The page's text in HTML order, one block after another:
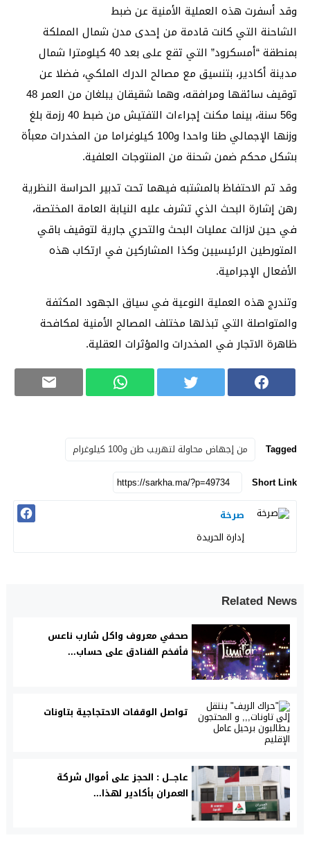
وقد أسفرت هذه العملية الأمنية عن ضبط
الشاحنة التي كانت قادمة من إحدى مدن شمال المملكة
بمنطقة “أمسكرود” التي تقع على بعد 40 كيلومترا شمال
مدينة أكادير، بتنسيق مع مصالح الدرك الملكي، فضلا عن
توقيف سائقها ومرافقه، وهما شقيقان يبلغان من العمر 48
و56 سنة، بينما مكنت إجراءات التفتيش من ضبط 40 رزمة بلغ
وزنها الإجمالي طنا واحدا و100 كيلوغراما من المخدرات معبأة
بشكل محكم ضمن شحنة من المنتوجات العلفية.
وقد تم الاحتفاظ بالمشتبه فيهما تحت تدبير الحراسة النظرية
رهن إشارة البحث الذي تشرف عليه النيابة العامة المختصة،
في حين لازالت عمليات البحث والتحري جارية لتوقيف باقي
المتورطين الرئيسيين وكذا المشاركين في ارتكاب هذه
الأفعال الإجرامية.
وتندرج هذه العملية النوعية في سياق الجهود المكثفة
والمتواصلة التي تبذلها مختلف المصالح الأمنية لمكافحة
ظاهرة الاتجار في المخدرات والمؤثرات العقلية.
Tagged
من إجهاض محاولة لتهريب طن و100 كيلوغرام
Short Link
صرخة
إدارة الحريدة
Related News
صحفي معروف واكل شارب ناعس
فأفخم الفنادق على حساب...
تواصل الوقفات الاحتجاجية بتاونات
عاجـــل : الحجز على أموال شركة
العمران بأكادير لهذا...